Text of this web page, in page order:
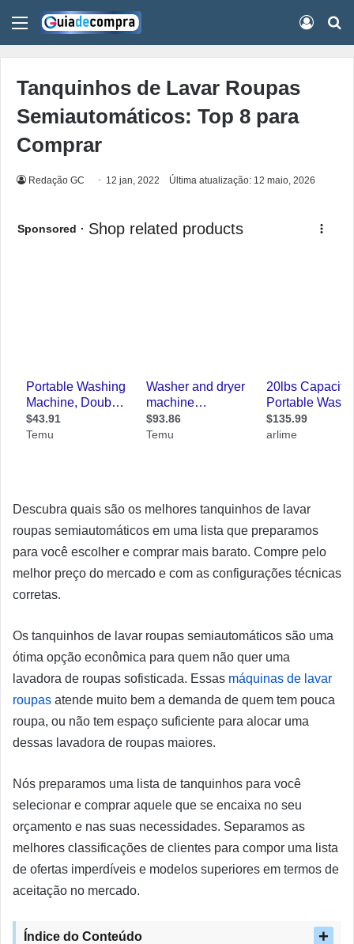
Menu
Tanquinhos de Lavar Roupas
Semiautomáticos: Top 8 para
Comprar
Redação GC 12 jan, 2022 Última atualização: 12 maio, 2026
Descubra quais são os melhores tanquinhos de lavar
roupas semiautomáticos em uma lista que preparamos
para você escolher e comprar mais barato. Compre pelo
melhor preço do mercado e com as configurações técnicas
corretas.
Os tanquinhos de lavar roupas semiautomáticos são uma
ótima opção econômica para quem não quer uma
lavadora de roupas sofisticada. Essas máquinas de lavar
roupas atende muito bem a demanda de quem tem pouca
roupa, ou não tem espaço suficiente para alocar uma
dessas lavadora de roupas maiores.
Nós preparamos uma lista de tanquinhos para você
selecionar e comprar aquele que se encaixa no seu
orçamento e nas suas necessidades. Separamos as
melhores classificações de clientes para compor uma lista
de ofertas imperdíveis e modelos superiores em termos de
aceitação no mercado.
Índice do Conteúdo